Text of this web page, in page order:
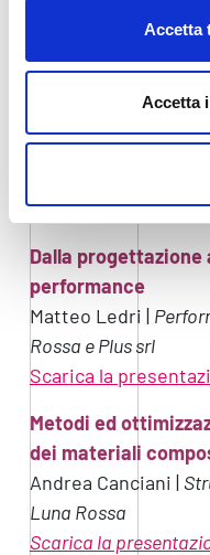
Accetta
Accetta
Modera: Francesca
Dalla progettazione
performance
Matteo Ledri |
Rossa e Plus srl
Scarica la
Metodi ed
dei materiali
Andrea Canciani |
Luna Rossa
Scarica la